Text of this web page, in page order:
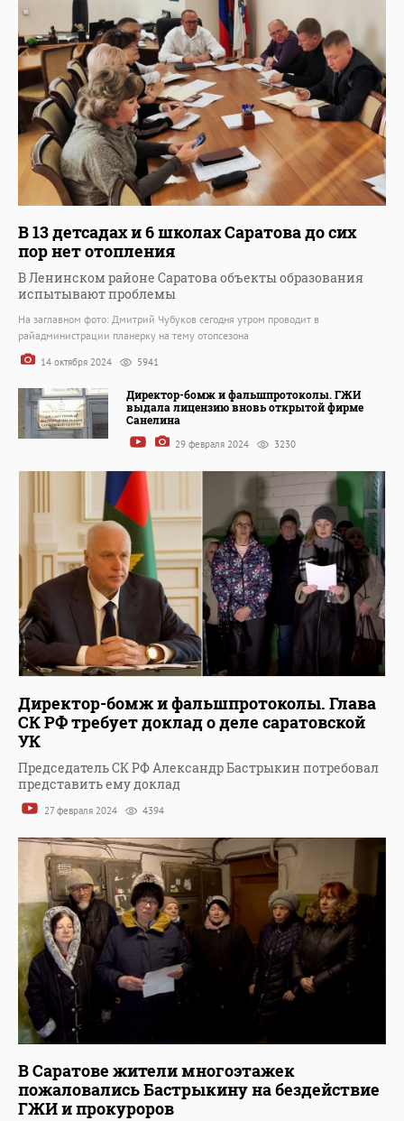
В 13 детсадах и 6 школах Саратова до сих
пор нет отопления
В Ленинском районе Саратова объекты образования
испытывают проблемы
На заглавном фото: Дмитрий Чубуков сегодня утром проводит в
райадминистрации планерку на тему отопсезона
14 октября 2024 5941
Директор-бомж и фальшпротоколы. ГЖИ
выдала лицензию вновь открытой фирме
Санелина
29 февраля 2024 3230
Директор-бомж и фальшпротоколы. Глава
СК РФ требует доклад о деле саратовской
УК
Председатель СК РФ Александр Бастрыкин потребовал
представить ему доклад
27 февраля 2024 4394
В Саратове жители многоэтажек
пожаловались Бастрыкину на бездействие
ГЖИ и прокуроров